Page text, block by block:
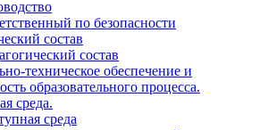
по безопасности
состав
состав
техническое обеспечение и
образовательного процесса.
среда.
среда